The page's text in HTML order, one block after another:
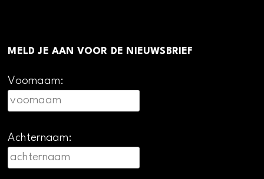
MELD JE AAN VOOR DE NIEUWSBRIEF
Voornaam:
Achternaam: